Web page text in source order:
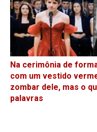
Na cerimônia de
com um vestido
zombar dele, mas o
palavras